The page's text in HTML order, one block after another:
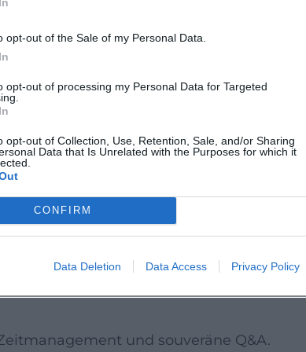
opt-out of the Sale of my Personal Data.
opt-out of processing my Personal Data for Targeted
opt-out of Collection, Use, Retention, Sale, and/or Sharing
Data that Is Unrelated with the Purposes for which it
CONFIRM
Data Deletion Data Access Privacy Policy
verdichten, Demo/Prototyp
relevant und klar belegt? Passt die
Prototypen oder Pilotierungen, die
Marktpotenzial, Differenzierung, frühe Go-
Messbarkeit der Wirkung und
und souveräne Q&A.